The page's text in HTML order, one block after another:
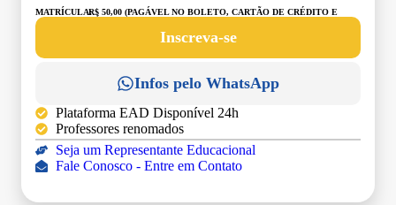
MATRÍCULA:R$ 50,00 (PAGÁVEL NO BOLETO, CARTÃO DE CRÉDITO E
Inscreva-se
Infos pelo WhatsApp
Plataforma EAD Disponível 24h
Professores renomados
Seja um Representante Educacional
Fale Conosco - Entre em Contato